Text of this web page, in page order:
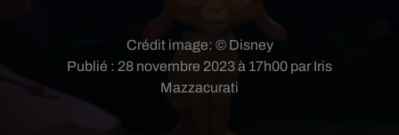
Publié : 28 novembre 2023 à 17h00 par Iris
Mazzacurati
Crédit image: © Disney